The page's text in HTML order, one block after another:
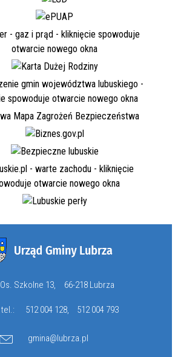
Os. Szkolne 13, 66-218 Lubrza
tel.: 512 004 128, 512 004 793
gmina@lubrza.pl